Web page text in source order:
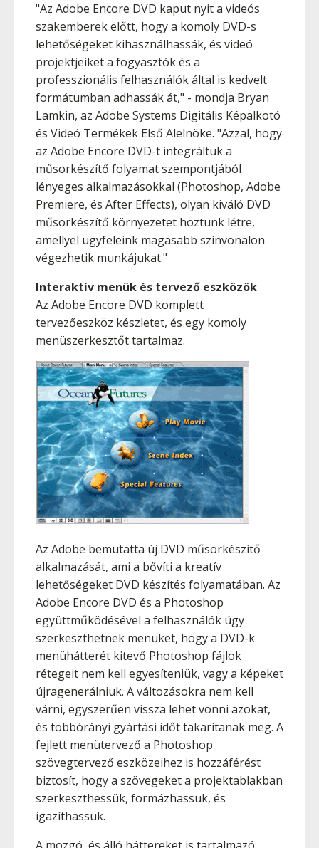
"Az Adobe Encore DVD kaput nyit a videós
szakemberek előtt, hogy a komoly DVD-s
lehetőségeket kihasználhassák, és videó
projektjeiket a fogyasztók és a
professzionális felhasználók által is kedvelt
formátumban adhassák át," - mondja Bryan
Lamkin, az Adobe Systems Digitális Képalkotó
és Videó Termékek Első Alelnöke. "Azzal, hogy
az Adobe Encore DVD-t integráltuk a
műsorkészítő folyamat szempontjából
lényeges alkalmazásokkal (Photoshop, Adobe
Premiere, és After Effects), olyan kiváló DVD
műsorkészítő környezetet hoztunk létre,
amellyel ügyfeleink magasabb színvonalon
végezhetik munkájukat."
Interaktív menük és tervező eszközök
Az Adobe Encore DVD komplett
tervezőeszköz készletet, és egy komoly
menüszerkesztőt tartalmaz.
Az Adobe bemutatta új DVD műsorkészítő
alkalmazását, ami a bővíti a kreatív
lehetőségeket DVD készítés folyamatában. Az
Adobe Encore DVD és a Photoshop
együttműködésével a felhasználók úgy
szerkeszthetnek menüket, hogy a DVD-k
menühátterét kitevő Photoshop fájlok
rétegeit nem kell egyesíteniük, vagy a képeket
újragenerálniuk. A változásokra nem kell
várni, egyszerűen vissza lehet vonni azokat,
és többórányi gyártási időt takarítanak meg. A
fejlett menütervező a Photoshop
szövegtervező eszközeihez is hozzáférést
biztosít, hogy a szövegeket a projektablakban
szerkeszthessük, formázhassuk, és
igazíthassuk.